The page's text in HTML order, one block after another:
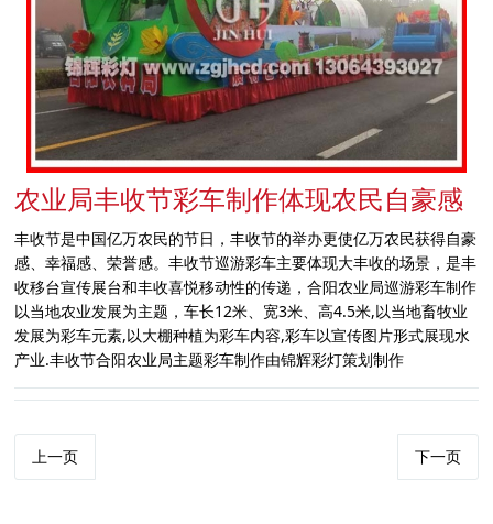
农业局丰收节彩车制作体现农民自豪感
丰收节是中国亿万农民的节日，丰收节的举办更使亿万农民获得自豪
感、幸福感、荣誉感。丰收节巡游彩车主要体现大丰收的场景，是丰
收移台宣传展台和丰收喜悦移动性的传递，合阳农业局巡游彩车制作
以当地农业发展为主题，车长12米、宽3米、高4.5米,以当地畜牧业
发展为彩车元素,以大棚种植为彩车内容,彩车以宣传图片形式展现水
产业.丰收节合阳农业局主题彩车制作由锦辉彩灯策划制作
上一页 下一页